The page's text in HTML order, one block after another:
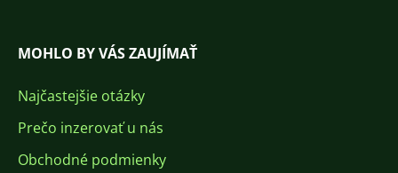
MOHLO BY VÁS ZAUJÍMAŤ
Najčastejšie otázky
Prečo inzerovať u nás
Obchodné podmienky